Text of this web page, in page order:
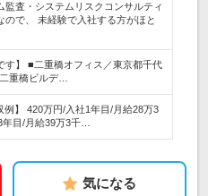
監査・システムリスクコンサルティ
ので、 未経験で入社する方がほと
す】 ■二重橋オフィス／東京都千代
重橋ビルデ…
例】 420万円/入社1年目/月給28万3
目/月給39万3千…
気になる